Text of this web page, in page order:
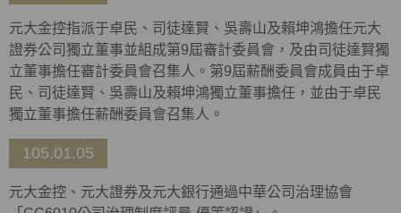
元大金控指派于卓民、司徒達賢、吳壽山及賴坤鴻擔任元大
證券公司獨立董事並組成第9屆審計委員會，及由司徒達賢獨
立董事擔任審計委員會召集人。第9屆薪酬委員會成員由于卓
民、司徒達賢、吳壽山及賴坤鴻獨立董事擔任，並由于卓民
獨立董事擔任薪酬委員會召集人。
105.01.05
元大金控、元大證券及元大銀行通過中華公司治理協會